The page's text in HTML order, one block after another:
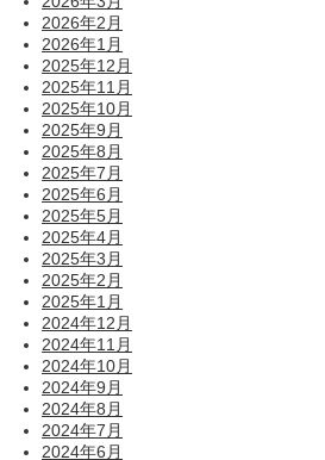
2026年2月
2026年1月
2025年12月
2025年11月
2025年10月
2025年9月
2025年8月
2025年7月
2025年6月
2025年5月
2025年4月
2025年3月
2025年2月
2025年1月
2024年12月
2024年11月
2024年10月
2024年9月
2024年8月
2024年7月
2024年6月